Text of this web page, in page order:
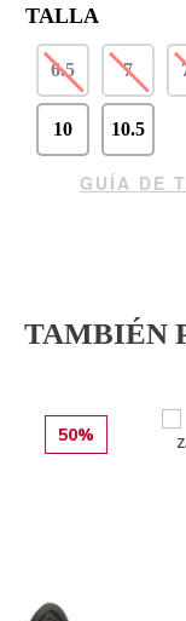
TALLA
6.5 7
10 10.5
GUÍA DE
TAMBIÉN
ZAPATOS